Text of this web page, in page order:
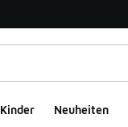
Kinder Neuheiten